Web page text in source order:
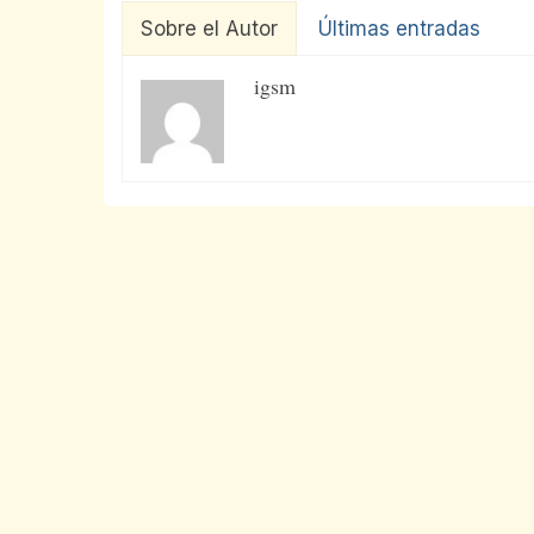
Sobre el Autor Últimas entradas
igsm